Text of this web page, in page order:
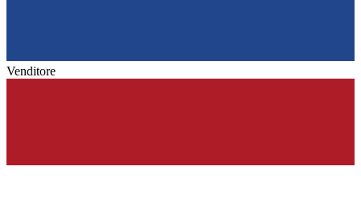
Venditore